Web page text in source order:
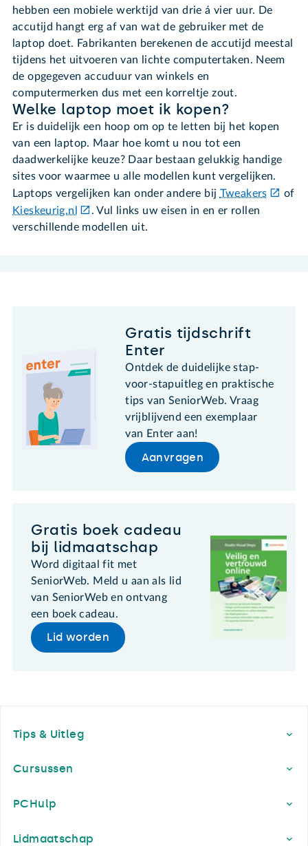
hebben een mobiele werktijd van drie á vier uur. De
accutijd hangt erg af van wat de gebruiker met de
laptop doet. Fabrikanten berekenen de accutijd meestal
tijdens het uitvoeren van lichte computertaken. Neem
de opgegeven accuduur van winkels en
computermerken dus met een korreltje zout.
Welke laptop moet ik kopen?
Er is duidelijk een hoop om op te letten bij het kopen
van een laptop. Maar hoe komt u nou tot een
daadwerkelijke keuze? Daar bestaan gelukkig handige
sites voor waarmee u alle modellen kunt vergelijken.
Laptops vergelijken kan onder andere bij Tweakers
of
Kieskeurig.nl
. Vul links uw eisen in en er rollen
verschillende modellen uit.
Gratis tijdschrift
Enter
Ontdek de duidelijke stap-
voor-stapuitleg en praktische
tips van SeniorWeb. Vraag
vrijblijvend een exemplaar
van Enter aan!
Aanvragen
Gratis boek cadeau
bij lidmaatschap
Word digitaal fit met
SeniorWeb. Meld u aan als lid
van SeniorWeb en ontvang
een boek cadeau.
Lid worden
Tips & Uitleg
Cursussen
PCHulp
Lidmaatschap